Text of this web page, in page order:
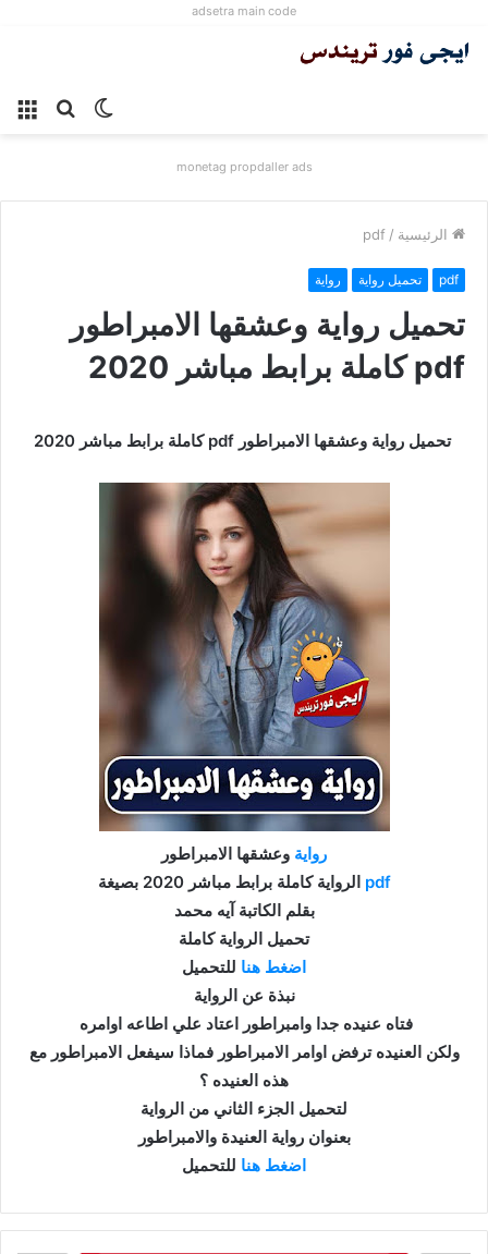
adsetra main code
بحث الوضع
monetag propdaller ads
الرئيسية /
pdf
pdf تحميل رواية رواية
تحميل رواية وعشقها الامبراطور
pdf كاملة برابط مباشر 2020
تحميل رواية وعشقها الامبراطور pdf كاملة برابط مباشر 2020
رواية وعشقها الامبراطور
pdf الرواية كاملة برابط مباشر 2020 بصيغة
بقلم الكاتبة آيه محمد
تحميل الرواية كاملة
اضغط هنا للتحميل
نبذة عن الرواية
فتاه عنيده جدا وامبراطور اعتاد علي اطاعه اوامره
ولكن العنيده ترفض اوامر الامبراطور فماذا سيفعل الامبراطور مع
هذه العنيده ؟
لتحميل الجزء الثاني من الرواية
بعنوان رواية العنيدة والامبراطور
اضغط هنا للتحميل